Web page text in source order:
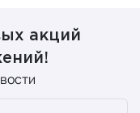
создать
акций